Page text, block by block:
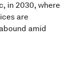
in 2030, where
are
amid